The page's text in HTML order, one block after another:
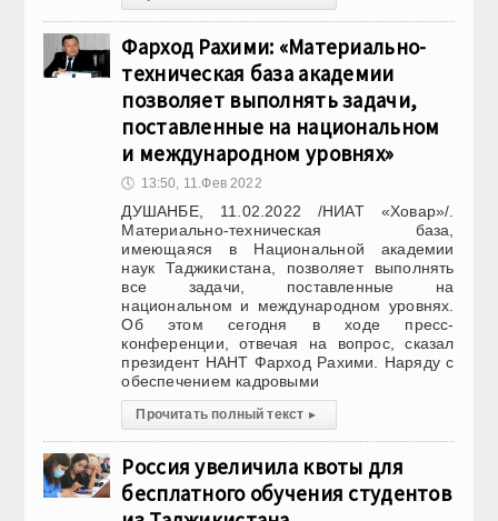
Фарход Рахими: «Материально-
техническая база академии
позволяет выполнять задачи,
поставленные на национальном
и международном уровнях»
🕔 13:50, 11.Фев 2022
ДУШАНБЕ, 11.02.2022 /НИАТ «Ховар»/.
Материально-техническая база,
имеющаяся в Национальной академии
наук Таджикистана, позволяет выполнять
все задачи, поставленные на
национальном и международном уровнях.
Об этом сегодня в ходе пресс-
конференции, отвечая на вопрос, сказал
президент НАНТ Фарход Рахими. Наряду с
обеспечением кадровыми
Прочитать полный текст ▸
Россия увеличила квоты для
бесплатного обучения студентов